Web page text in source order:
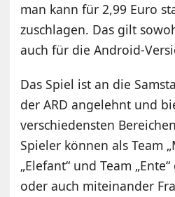
man kann für 2,99 Euro
zuschlagen. Das gilt
auch für die Android-
Das Spiel ist an die
der ARD angelehnt und
verschiedensten
Spieler können als Team
„Elefant“ und Team
oder auch miteinander